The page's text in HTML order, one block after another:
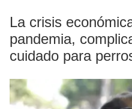
La crisis
pandemia,
cuidado para